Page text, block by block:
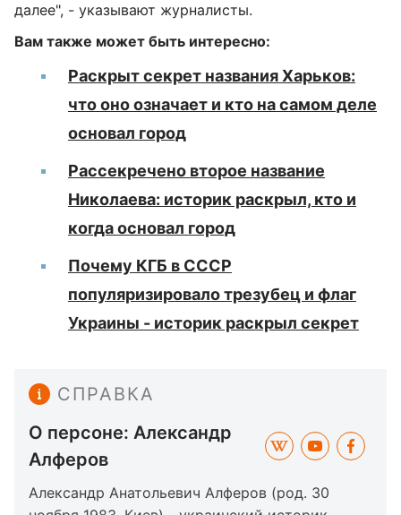
далее", - указывают журналисты.
Вам также может быть интересно:
Раскрыт секрет названия Харьков:
что оно означает и кто на самом деле
основал город
Рассекречено второе название
Николаева: историк раскрыл, кто и
когда основал город
Почему КГБ в СССР
популяризировало трезубец и флаг
Украины - историк раскрыл секрет
СПРАВКА
О персоне: Александр
Алферов
Александр Анатольевич Алферов (род. 30